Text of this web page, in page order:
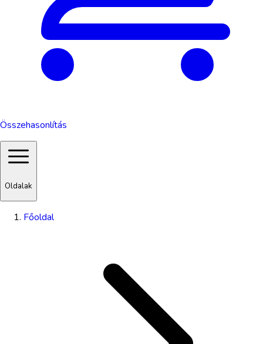
Összehasonlítás
Oldalak
Főoldal